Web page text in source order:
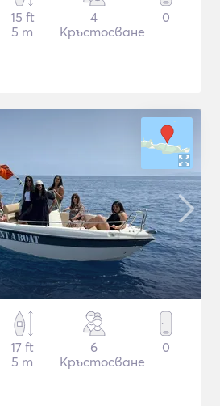
15 ft
5 m
4
Кръстосване
0
17 ft
5 m
6
Кръстосване
0